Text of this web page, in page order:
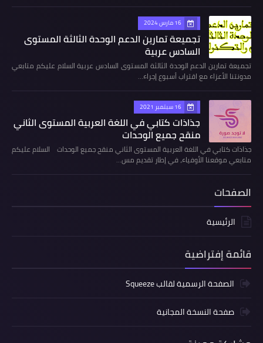
16 مارس 2024
تجميعة تمارين الدعم الوحدة الثالثة المستوى
السادس عربية
تجميعة تمارين الدعم الوحدة الثالثة المستوى السادس عربية السلام عليكم متابعي
مدونتنا الأعزاء مع اقتراب أسبوع إجراء…
16 سبتمبر 2021
جذاذات كتابي في اللغة العربية المستوى الثاني
منقح جميع الوحدات
جذاذات كتابي في اللغة العربية المستوى الثاني منقح جميع الوحدات السلام عليكم
متابعي موقعنا الأوفياء، في إطار تقديم مس…
الصفحات
الرئيسية
قائمة إفتراضية
الصفحة الرسمية لقالب Squeeze
صفحة النسخة المجانية